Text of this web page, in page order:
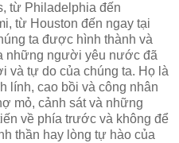
từ Philadelphia đến
từ Houston đến ngay tại
ta được hình thành và
những người yêu nước đã
và tự do của chúng ta. Họ là
lính, cao bồi và công nhân
mỏ, cảnh sát và những
về phía trước và không để
thần hay lòng tự hào của